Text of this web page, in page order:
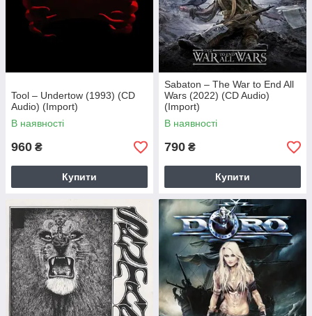
Tool – Undertow (1993) (CD
Audio) (Import)
В наявності
960 ₴
Купити
Sabaton – The War to End All
Wars (2022) (CD Audio)
(Import)
В наявності
790 ₴
Купити